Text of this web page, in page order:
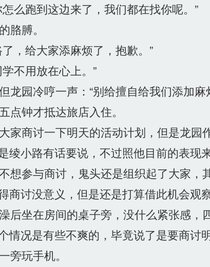
么跑到这边来了，我们都在找你呢。”
胳膊。
，给大家添麻烦了，抱歉。”
不用放在心上。”
龙园冷哼一声：“别给擅自给我们添加
钟才抵达旅店入住。
家商讨一下明天的活动计划，但是龙园
绫小路有话要说，不过照他目前的表现
想参与商讨，鬼头还是组织起了大家，
商讨没意义，但是还是打算借此机会观
后坐在房间的桌子旁，没什么紧张感，
情况是有些不爽的，毕竟说了是要商讨
玩手机。